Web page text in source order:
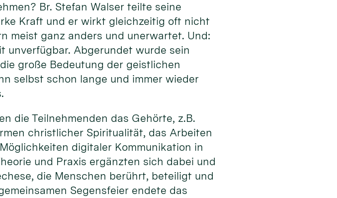
Br. Stefan Walser teilte seine
Kraft und er wirkt gleichzeitig oft nicht
meist ganz anders und unerwartet. Und:
unverfügbar. Abgerundet wurde sein
große Bedeutung der geistlichen
selbst schon lange und immer wieder
die Teilnehmenden das Gehörte, z.B.
christlicher Spiritualität, das Arbeiten
digitaler Kommunikation in
und Praxis ergänzten sich dabei und
die Menschen berührt, beteiligt und
Segensfeier endete das